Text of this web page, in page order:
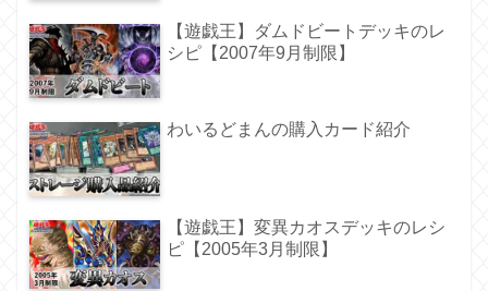
【遊戯王】ダムドビートデッキのレ
シピ【2007年9月制限】
わいるどまんの購入カード紹介
【遊戯王】変異カオスデッキのレシ
ピ【2005年3月制限】